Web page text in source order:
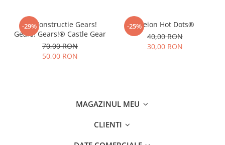
-29%
Joc Constructie Gears!
Gears! Gears!® Castle Gear
70,00 RON
50,00 RON
-25%Creion Hot Dots®
40,00 RON
30,00 RON
MAGAZINUL MEU
CLIENTI